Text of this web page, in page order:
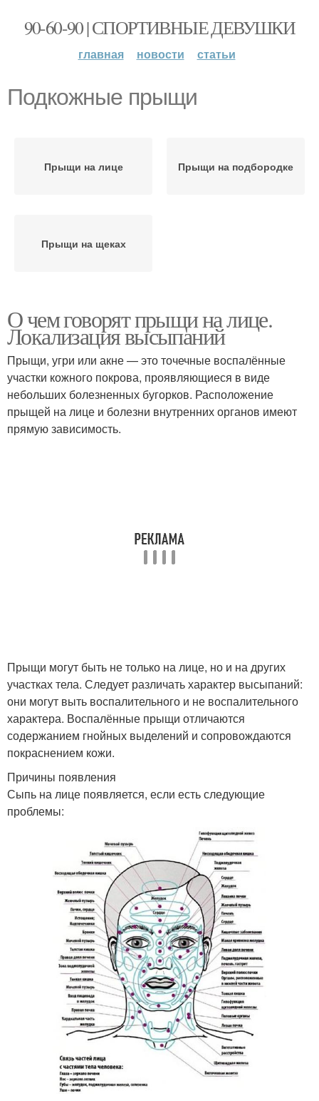
90-60-90 | СПОРТИВНЫЕ ДЕВУШКИ
главная новости статьи
Подкожные прыщи
Прыщи на лице Прыщи на подбородке
Прыщи на щеках
О чем говорят прыщи на лице.
Локализация высыпаний
Прыщи, угри или акне — это точечные воспалённые
участки кожного покрова, проявляющиеся в виде
небольших болезненных бугорков. Расположение
прыщей на лице и болезни внутренних органов имеют
прямую зависимость.
Прыщи могут быть не только на лице, но и на других
участках тела. Следует различать характер высыпаний:
они могут выть воспалительного и не воспалительного
характера. Воспалённые прыщи отличаются
содержанием гнойных выделений и сопровождаются
покраснением кожи.
Причины появления
Сыпь на лице появляется, если есть следующие
проблемы: